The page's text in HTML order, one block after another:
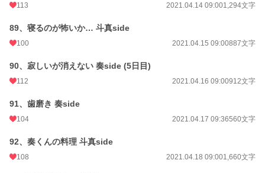
113 2021.04.14 09:001,294文字
89、寝るのが怖いか… 斗真side
100 2021.04.15 09:00887文字
90、寂しいが消えない 奏side (5日目)
112 2021.04.16 09:00912文字
91、歯磨き 奏side
104 2021.04.17 09:36560文字
92、奏くんの料理 斗真side
108 2021.04.18 09:001,660文字